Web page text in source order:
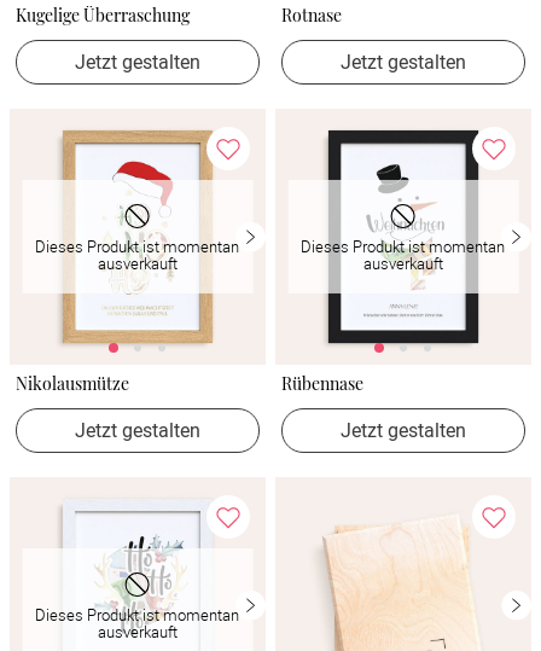
Kugelige Überraschung
Jetzt gestalten
Rotnase
Jetzt gestalten
Dieses Produkt ist momentan
ausverkauft
Nikolausmütze
Jetzt gestalten
Dieses Produkt ist momentan
ausverkauft
Rübennase
Jetzt gestalten
Dieses Produkt ist momentan
ausverkauft